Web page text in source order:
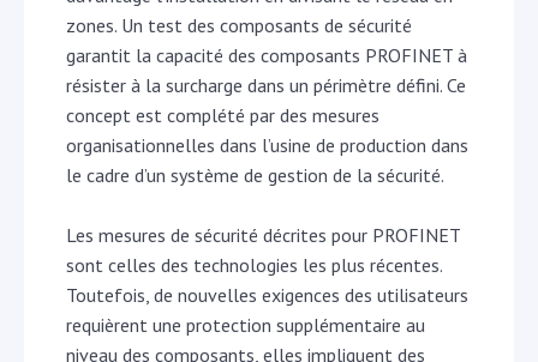
zones. Un test des composants de sécurité
garantit la capacité des composants PROFINET à
résister à la surcharge dans un périmètre défini. Ce
concept est complété par des mesures
organisationnelles dans l’usine de production dans
le cadre d’un système de gestion de la sécurité.
Les mesures de sécurité décrites pour PROFINET
sont celles des technologies les plus récentes.
Toutefois, de nouvelles exigences des utilisateurs
requièrent une protection supplémentaire au
niveau des composants, elles impliquent des